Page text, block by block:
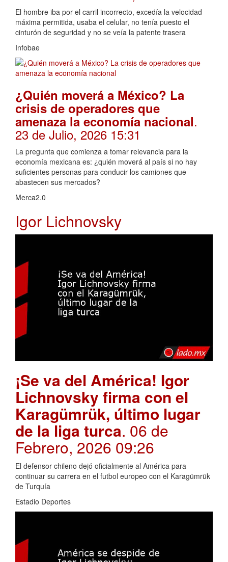
El hombre iba por el carril incorrecto, excedía la velocidad
máxima permitida, usaba el celular, no tenía puesto el
cinturón de seguridad y no se veía la patente trasera
Infobae
¿Quién moverá a México? La
crisis de operadores que
amenaza la economía nacional.
23 de Julio, 2026 15:31
La pregunta que comienza a tomar relevancia para la
economía mexicana es: ¿quién moverá al país si no hay
suficientes personas para conducir los camiones que
abastecen sus mercados?
Merca2.0
Igor Lichnovsky
¡Se va del América! Igor
Lichnovsky firma con el
Karagümrük, último lugar
de la liga turca. 06 de
Febrero, 2026 09:26
El defensor chileno dejó oficialmente al América para
continuar su carrera en el futbol europeo con el Karagümrük
de Turquía
Estadio Deportes